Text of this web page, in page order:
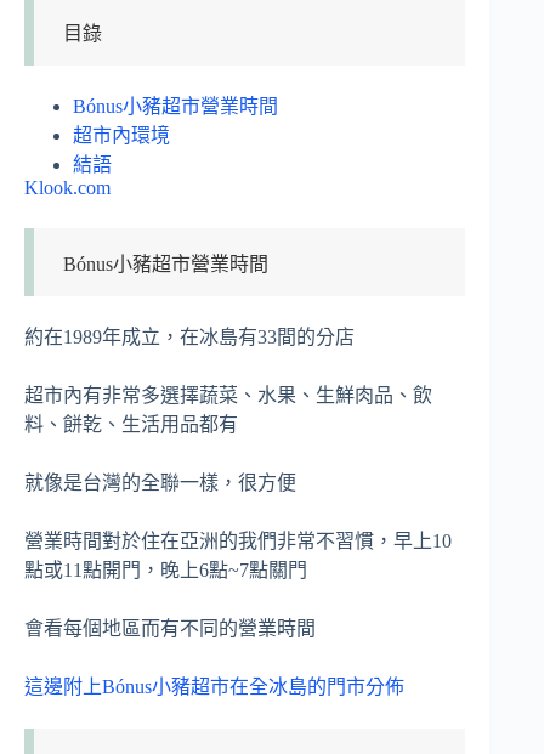
目錄
Bónus小豬超市營業時間
超市內環境
結語
Klook.com
Bónus小豬超市營業時間
約在1989年成立，在冰島有33間的分店
超市內有非常多選擇蔬菜、水果、生鮮肉品、飲
料、餅乾、生活用品都有
就像是台灣的全聯一樣，很方便
營業時間對於住在亞洲的我們非常不習慣，早上10
點或11點開門，晚上6點~7點關門
會看每個地區而有不同的營業時間
這邊附上Bónus小豬超市在全冰島的門市分佈